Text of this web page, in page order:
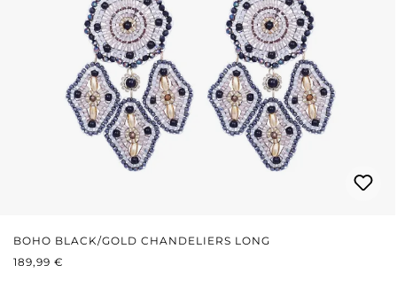
BOHO BLACK/GOLD CHANDELIERS LONG
REGULÄRER PREIS:
189,99 €